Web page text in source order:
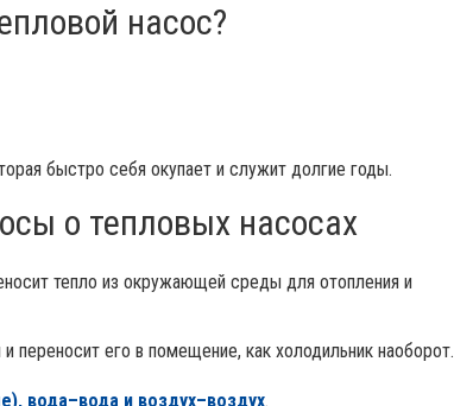
насос?
быстро себя окупает и служит долгие годы.
о тепловых насосах
тепло из окружающей среды для отопления и
переносит его в помещение, как холодильник наоборот.
вода–вода и воздух–воздух.